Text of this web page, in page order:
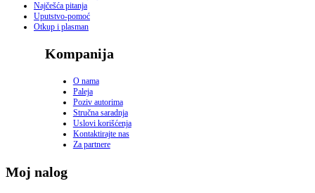
Najčešća pitanja
Uputstvo-pomoć
Otkup i plasman
Kompanija
O nama
Paleja
Poziv autorima
Stručna saradnja
Uslovi korišćenja
Kontaktirajte nas
Za partnere
Moj nalog